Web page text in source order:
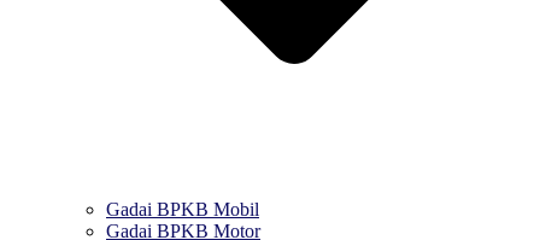
Gadai BPKB Mobil
Gadai BPKB Motor